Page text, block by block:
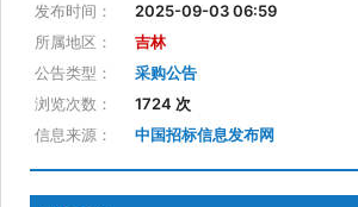
发布时间：
2025-09-03 06:59
所属地区：
吉林
公告类型：
采购公告
浏览次数：
1724 次
信息来源：
中国招标信息发布网